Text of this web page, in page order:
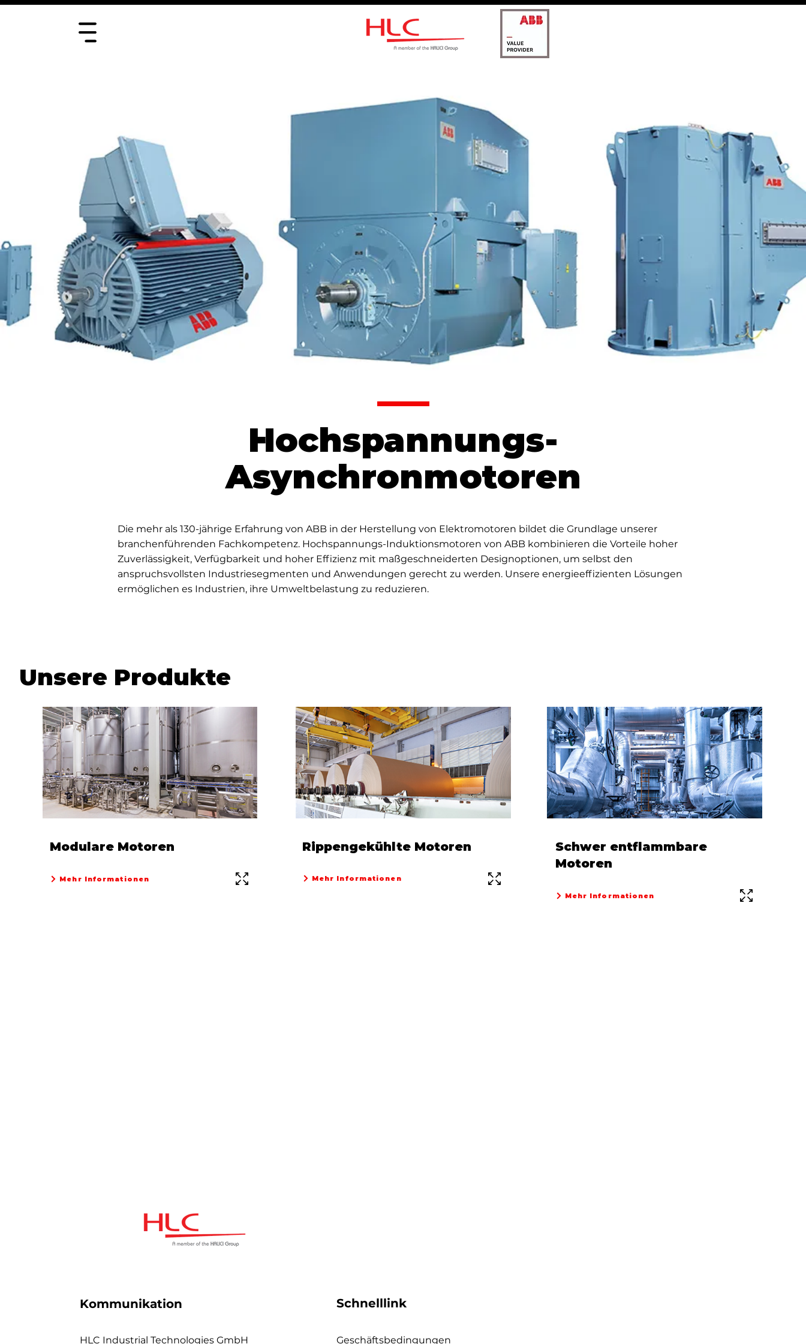
Hochspannungs-
Asynchronmotoren
Die mehr als 130-jährige Erfahrung von ABB in der Herstellung von Elektromotoren bildet die Grundlage unserer
branchenführenden Fachkompetenz. Hochspannungs-Induktionsmotoren von ABB kombinieren die Vorteile hoher
Zuverlässigkeit, Verfügbarkeit und hoher Effizienz mit maßgeschneiderten Designoptionen, um selbst den
anspruchsvollsten Industriesegmenten und Anwendungen gerecht zu werden. Unsere energieeffizienten Lösungen
ermöglichen es Industrien, ihre Umweltbelastung zu reduzieren.
Unsere Produkte
Modulare Motoren
Mehr Informationen
Rippengekühlte Motoren
Mehr Informationen
Schwer entflammbare
Motoren
Mehr Informationen
Kommunikation
HLC Industrial Technologies GmbH
Schnelllink
Geschäftsbedingungen